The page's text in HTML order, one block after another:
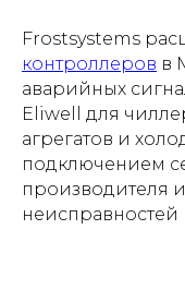
Frostsystems
контроллеров в
аварийных
Eliwell для
агрегатов и
подключением
производителя
неисправностей